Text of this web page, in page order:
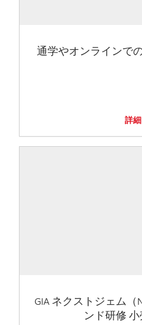
通学やオンラインで
詳細
GIA ネクストジェム（
ンド研修